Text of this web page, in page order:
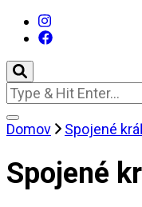
Looking
for
Something?
Domov Spojené
Spojené